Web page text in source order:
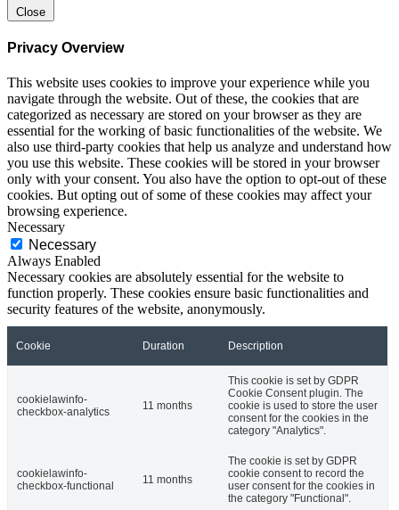
Close
Privacy Overview
This website uses cookies to improve your experience while you
navigate through the website. Out of these, the cookies that are
categorized as necessary are stored on your browser as they are
essential for the working of basic functionalities of the website. We
also use third-party cookies that help us analyze and understand how
you use this website. These cookies will be stored in your browser
only with your consent. You also have the option to opt-out of these
cookies. But opting out of some of these cookies may affect your
browsing experience.
Necessary
Necessary
Always Enabled
Necessary cookies are absolutely essential for the website to
function properly. These cookies ensure basic functionalities and
security features of the website, anonymously.
Cookie Duration Description
cookielawinfo-
checkbox-analytics
11 months
This cookie is set by GDPR
Cookie Consent plugin. The
cookie is used to store the user
consent for the cookies in the
category "Analytics".
cookielawinfo-
checkbox-functional
11 months
The cookie is set by GDPR
cookie consent to record the
user consent for the cookies in
the category "Functional".